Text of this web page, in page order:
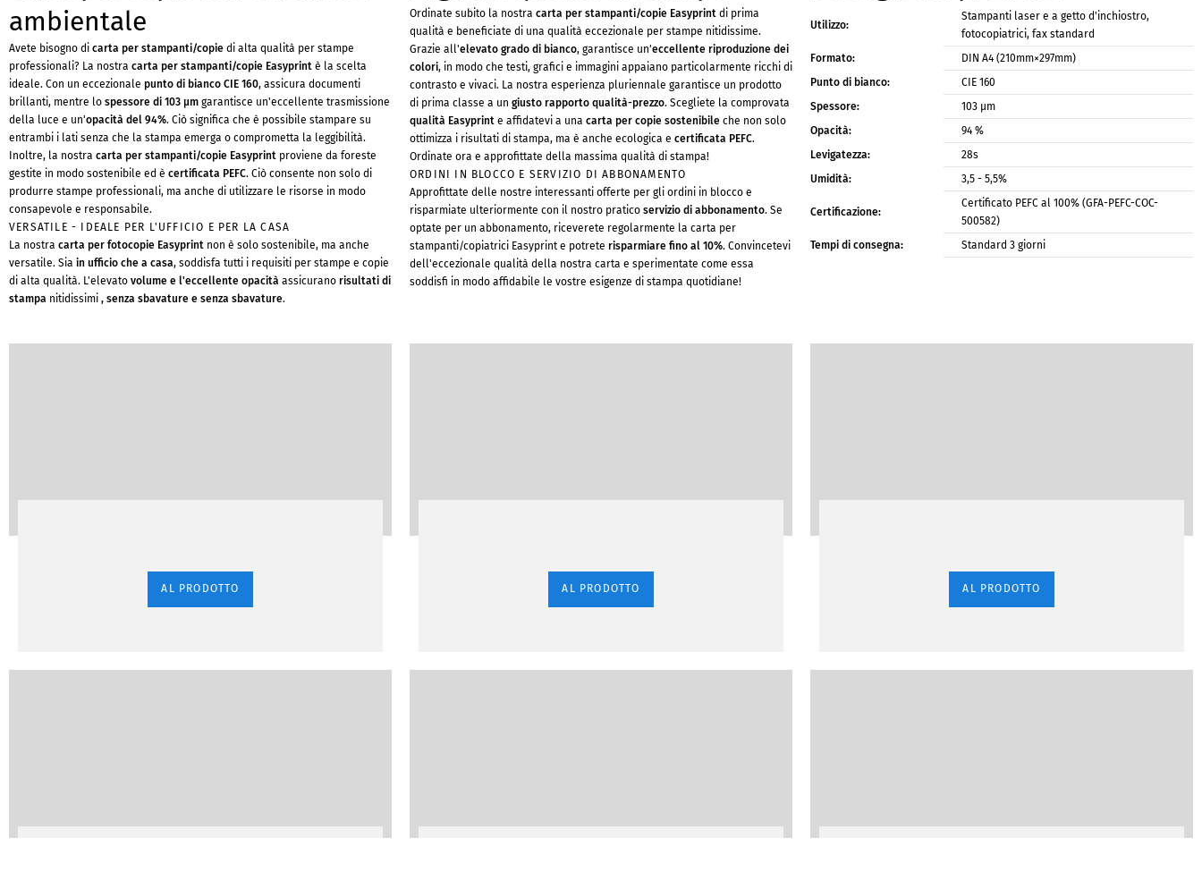
ambientale
Avete bisogno di carta per stampanti/copie di alta qualità per stampe
professionali? La nostra carta per stampanti/copie Easyprint è la scelta
ideale. Con un eccezionale punto di bianco CIE 160, assicura documenti
brillanti, mentre lo spessore di 103 µm garantisce un'eccellente trasmissione
della luce e un'opacità del 94%. Ciò significa che è possibile stampare su
entrambi i lati senza che la stampa emerga o comprometta la leggibilità.
Inoltre, la nostra carta per stampanti/copie Easyprint proviene da foreste
gestite in modo sostenibile ed è certificata PEFC. Ciò consente non solo di
produrre stampe professionali, ma anche di utilizzare le risorse in modo
consapevole e responsabile.
VERSATILE - IDEALE PER L'UFFICIO E PER LA CASA
La nostra carta per fotocopie Easyprint non è solo sostenibile, ma anche
versatile. Sia in ufficio che a casa, soddisfa tutti i requisiti per stampe e copie
di alta qualità. L'elevato volume e l'eccellente opacità assicurano risultati di
stampa nitidissimi , senza sbavature e senza sbavature.
Ordinate subito la nostra carta per stampanti/copie Easyprint di prima
qualità e beneficiate di una qualità eccezionale per stampe nitidissime.
Grazie all'elevato grado di bianco, garantisce un'eccellente riproduzione dei
colori, in modo che testi, grafici e immagini appaiano particolarmente ricchi di
contrasto e vivaci. La nostra esperienza pluriennale garantisce un prodotto
di prima classe a un giusto rapporto qualità-prezzo. Scegliete la comprovata
qualità Easyprint e affidatevi a una carta per copie sostenibileche non solo
ottimizza i risultati di stampa, ma è anche ecologica e certificata PEFC.
Ordinate ora e approfittate della massima qualità di stampa!
ORDINI IN BLOCCO E SERVIZIO DI ABBONAMENTO
Approfittate delle nostre interessanti offerte per gli ordini in blocco e
risparmiate ulteriormente con il nostro pratico servizio di abbonamento. Se
optate per un abbonamento, riceverete regolarmente la carta per
stampanti/copiatrici Easyprint e potrete risparmiare fino al 10%. Convincetevi
dell'eccezionale qualità della nostra carta e sperimentate come essa
soddisfi in modo affidabile le vostre esigenze di stampa quotidiane!
Utilizzo:
Stampanti laser e a getto d'inchiostro,
fotocopiatrici, fax standard
Formato:
DIN A4 (210mm×297mm)
Punto di bianco:
CIE 160
Spessore:
103 μm
Opacità:
94 %
Levigatezza:
28s
Umidità:
3,5 - 5,5%
Certificazione:
Certificato PEFC al 100% (GFA-PEFC-COC-
500582)
Tempi di consegna:
Standard 3 giorni
AL PRODOTTO AL PRODOTTO AL PRODOTTO